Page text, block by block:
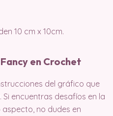
10 cm x 10cm.
en Crochet
del gráfico que
encuentras desafíos en la
no dudes en